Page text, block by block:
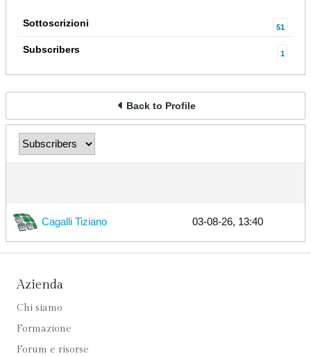
Sottoscrizioni 51
Subscribers 1
Back to Profile
Cagalli Tiziano 03-08-26, 13:40
Azienda
Chi siamo
Formazione
Forum e risorse